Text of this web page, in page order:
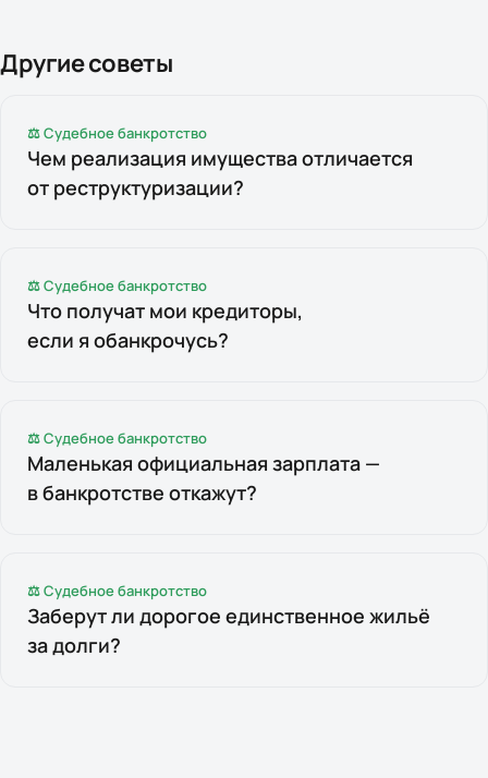
Другие советы
⚖ Судебное банкротство
Чем реализация имущества отличается
от реструктуризации?
⚖ Судебное банкротство
Что получат мои кредиторы,
если я обанкрочусь?
⚖ Судебное банкротство
Маленькая официальная зарплата —
в банкротстве откажут?
⚖ Судебное банкротство
Заберут ли дорогое единственное жильё
за долги?